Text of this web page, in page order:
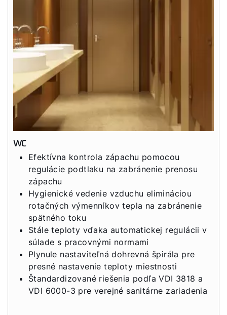
WC
Efektívna kontrola zápachu pomocou
regulácie podtlaku na zabránenie prenosu
zápachu
Hygienické vedenie vzduchu elimináciou
rotačných výmenníkov tepla na zabránenie
spätného toku
Stále teploty vďaka automatickej regulácii v
súlade s pracovnými normami
Plynule nastaviteľná dohrevná špirála pre
presné nastavenie teploty miestnosti
Štandardizované riešenia podľa VDI 3818 a
VDI 6000-3 pre verejné sanitárne zariadenia